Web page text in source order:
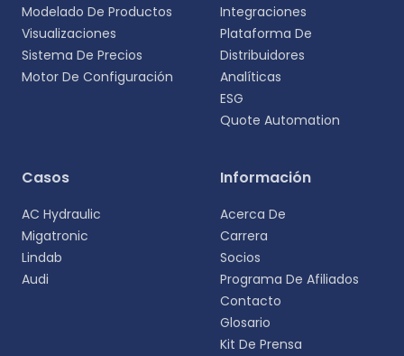
Modelado De Productos
Visualizaciones
Sistema De Precios
Motor De Configuración
Integraciones
Plataforma De
Distribuidores
Analíticas
ESG
Quote Automation
Casos
AC Hydraulic
Migatronic
Lindab
Audi
Información
Acerca De
Carrera
Socios
Programa De Afiliados
Contacto
Glosario
Kit De Prensa